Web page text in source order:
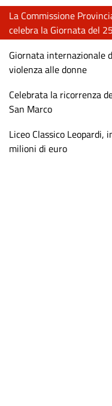
La Commissione
celebra la Giornata del
Giornata internazionale
violenza alle donne
Celebrata la ricorrenza
San Marco
Liceo Classico
milioni di euro